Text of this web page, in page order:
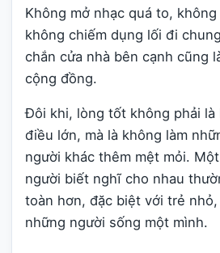
Không mở nhạc quá to,
không chiếm dụng lối đi
chắn cửa nhà bên cạnh cũng
cộng đồng.
Đôi khi, lòng tốt không phải là
điều lớn, mà là không làm
người khác thêm mệt mỏi.
người biết nghĩ cho nhau
toàn hơn, đặc biệt với trẻ
những người sống một mình.